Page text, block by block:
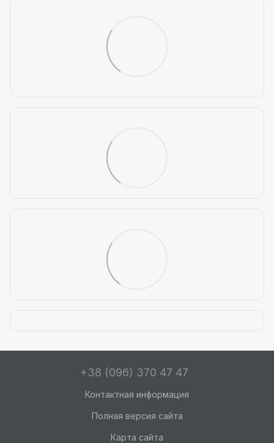
+38 (096) 370 47 47
Контактная информация
Полная версия сайта
Карта сайта